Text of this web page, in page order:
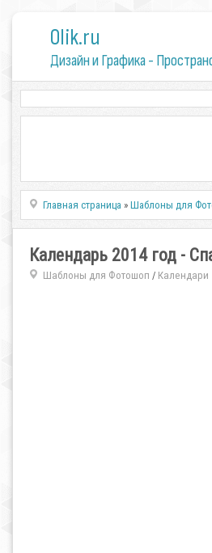
0lik.ru
Дизайн и Графика -
Главная страница »Шаблоны для
Календарь 2014 год -
Шаблоны для Фотошоп / Календари